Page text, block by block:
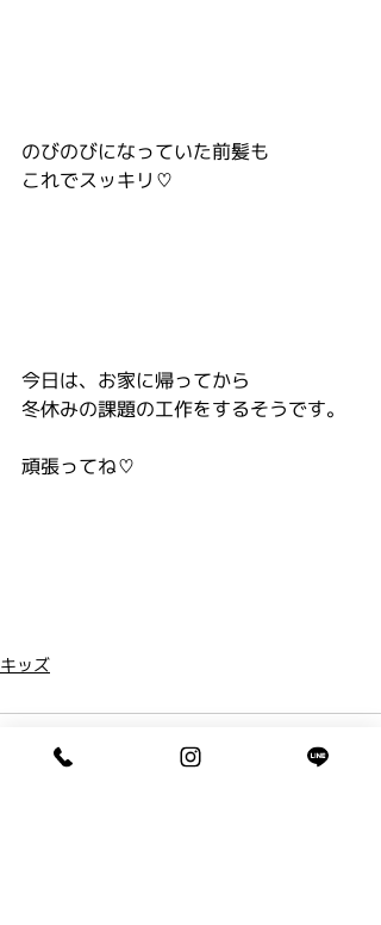
のびのびになっていた前髪も
これでスッキリ♡
今日は、お家に帰ってから
冬休みの課題の工作をするそうです。
頑張ってね♡
キッズ
コメント